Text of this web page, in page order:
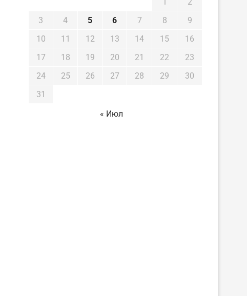
3
4 5 6 7 8
9
10
11 12 13 14 15
16
17
18 19 20 21 22
23
24
25 26 27 28 29
30
31
« Июл